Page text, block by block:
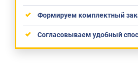
Формируем комплектный
Согласовываем удобный